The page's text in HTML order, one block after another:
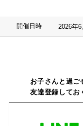
開催日時 2026年
お子さんと過ご
友達登録してお